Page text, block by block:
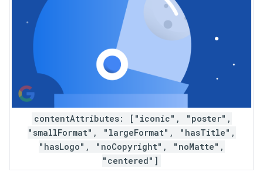
contentAttributes: ["iconic", "poster",
"smallFormat", "largeFormat", "hasTitle",
"hasLogo", "noCopyright", "noMatte",
"centered"]